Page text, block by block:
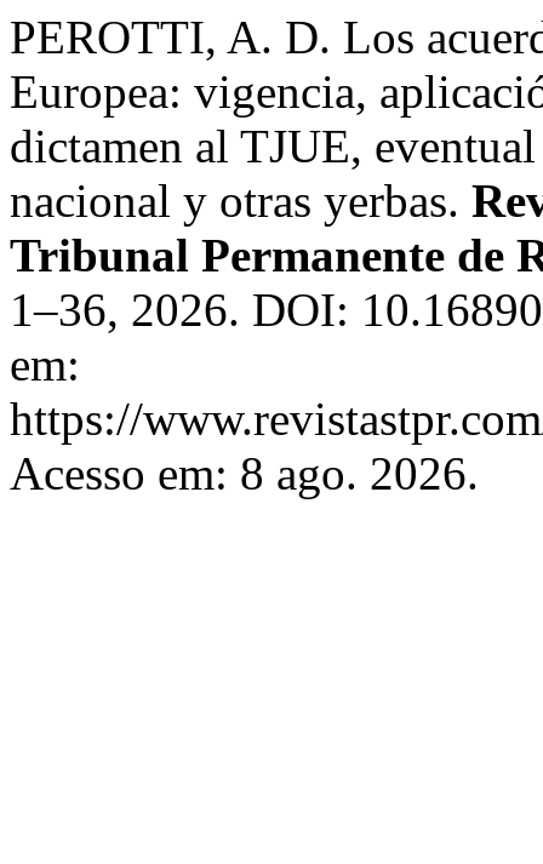
PEROTTI, A. D. Los
Europea: vigencia,
dictamen al TJUE,
nacional y otras yerbas.
Tribunal Permanente de
1–36, 2026. DOI:
em:
https://
Acesso em: 8 ago. 2026.